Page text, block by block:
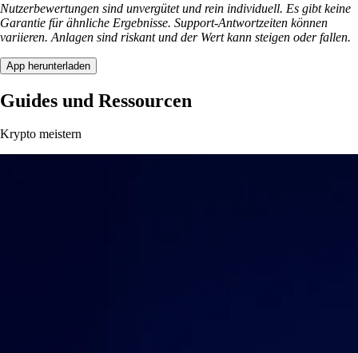
Nutzerbewertungen sind unvergütet und rein individuell. Es gibt keine
Garantie für ähnliche Ergebnisse. Support-Antwortzeiten können
variieren. Anlagen sind riskant und der Wert kann steigen oder fallen.
App herunterladen
Guides und Ressourcen
Krypto meistern